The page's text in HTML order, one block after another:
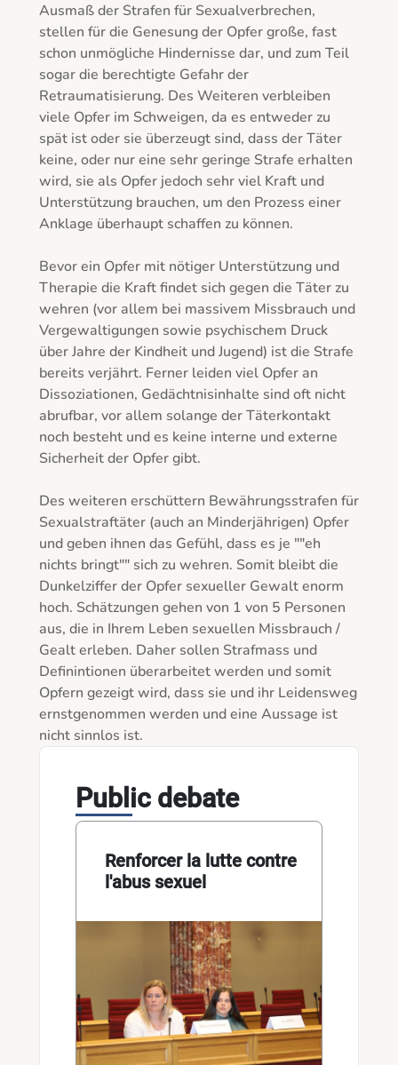
Ausmaß der Strafen für Sexualverbrechen,
stellen für die Genesung der Opfer große, fast
schon unmögliche Hindernisse dar, und zum Teil
sogar die berechtigte Gefahr der
Retraumatisierung. Des Weiteren verbleiben
viele Opfer im Schweigen, da es entweder zu
spät ist oder sie überzeugt sind, dass der Täter
keine, oder nur eine sehr geringe Strafe erhalten
wird, sie als Opfer jedoch sehr viel Kraft und
Unterstützung brauchen, um den Prozess einer
Anklage überhaupt schaffen zu können.
Bevor ein Opfer mit nötiger Unterstützung und
Therapie die Kraft findet sich gegen die Täter zu
wehren (vor allem bei massivem Missbrauch und
Vergewaltigungen sowie psychischem Druck
über Jahre der Kindheit und Jugend) ist die Strafe
bereits verjährt. Ferner leiden viel Opfer an
Dissoziationen, Gedächtnisinhalte sind oft nicht
abrufbar, vor allem solange der Täterkontakt
noch besteht und es keine interne und externe
Sicherheit der Opfer gibt.
Des weiteren erschüttern Bewährungsstrafen für
Sexualstraftäter (auch an Minderjährigen) Opfer
und geben ihnen das Gefühl, dass es je ""eh
nichts bringt"" sich zu wehren. Somit bleibt die
Dunkelziffer der Opfer sexueller Gewalt enorm
hoch. Schätzungen gehen von 1 von 5 Personen
aus, die in Ihrem Leben sexuellen Missbrauch /
Gealt erleben. Daher sollen Strafmass und
Definintionen überarbeitet werden und somit
Opfern gezeigt wird, dass sie und ihr Leidensweg
ernstgenommen werden und eine Aussage ist
nicht sinnlos ist.
Public debate
Renforcer la lutte contre
l'abus sexuel